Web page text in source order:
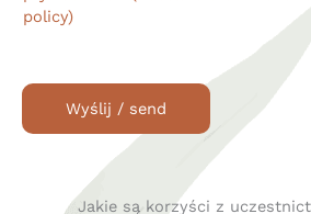
o
m
s
policy)
Wyślij / send
Jakie są korzyści z